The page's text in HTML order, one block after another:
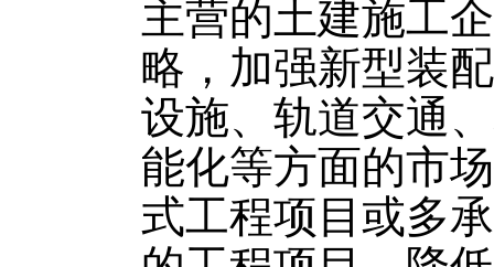
主营的土建施工
略，加强新型装
设施、轨道交通
能化等方面的市
式工程项目或多